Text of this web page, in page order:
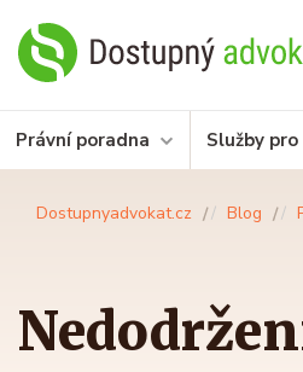
Právní poradna Služby
Dostupnyadvokat.cz Blog